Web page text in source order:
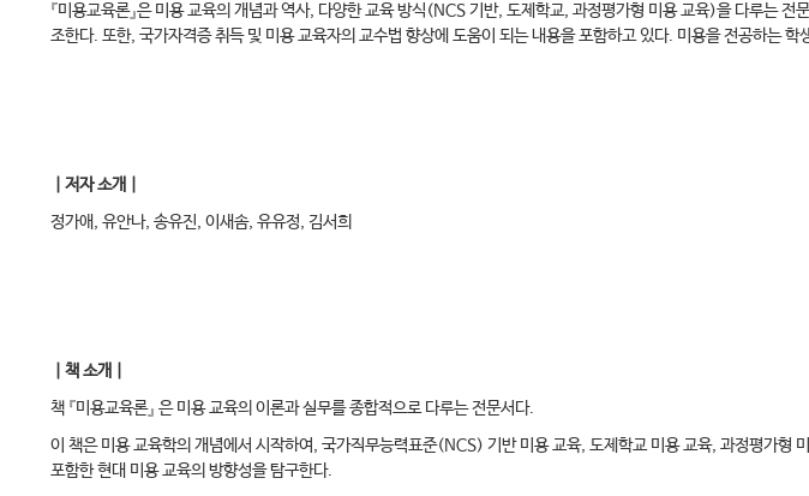
『미용교육론』은 미용 교육의 개념과 역사, 다양한 교육 방식(NCS 기반, 도제학교, 과정평가형 미용 교육)을 다루는
조한다. 또한, 국가자격증 취득 및 미용 교육자의 교수법 향상에 도움이 되는 내용을 포함하고 있다. 미용을 전공하는
｜저자 소개｜
정가애, 유안나, 송유진, 이새솜, 유유정, 김서희
｜책 소개｜
책 『미용교육론』 은 미용 교육의 이론과 실무를 종합적으로 다루는 전문서다.
이 책은 미용 교육학의 개념에서 시작하여, 국가직무능력표준(NCS) 기반 미용 교육, 도제학교 미용 교육, 과정평가형
포함한 현대 미용 교육의 방향성을 탐구한다.